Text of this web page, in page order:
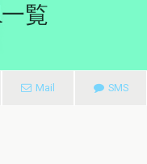
覧
Mail SMS